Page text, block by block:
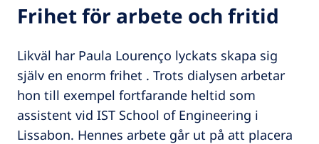
Frihet för arbete och fritid
Likväl har Paula Lourenço lyckats skapa sig
själv en enorm frihet . Trots dialysen arbetar
hon till exempel fortfarande heltid som
assistent vid IST School of Engineering i
Lissabon. Hennes arbete går ut på att placera